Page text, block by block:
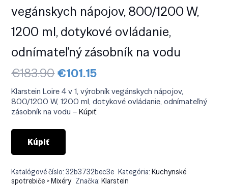
vegánskych nápojov, 800/1200 W,
1200 ml, dotykové ovládanie,
odnímateľný zásobník na vodu
€183.90Pôvodná
cena
bola:
€183.90.
€101.15Aktuálna
je:
€101.15.
Klarstein Loire 4 v 1, výrobník vegánskych nápojov,
800/1200 W, 1200 ml, dotykové ovládanie, odnímateľný
zásobník na vodu –Kúpiť
Kúpiť
Katalógové číslo:32b3732bec3e Kategória:Kuchynské
spotrebiče > Mixéry Značka:Klarstein